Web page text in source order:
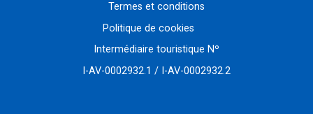
Termes et conditions
Politique de cookies
Intermédiaire touristique Nº
I-AV-0002932.1 / I-AV-0002932.2